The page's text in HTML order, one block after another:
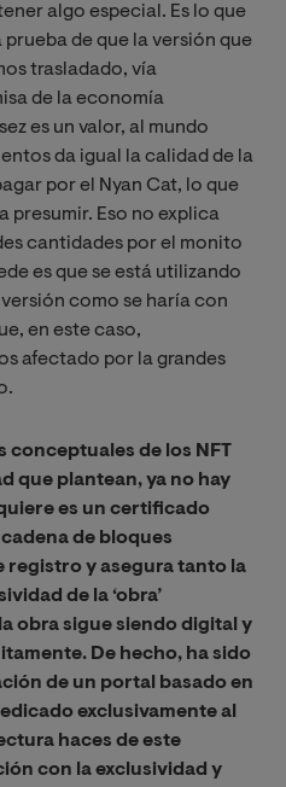
algo especial. Es lo que
de que la versión que
trasladado, vía
de la economía
es un valor, al mundo
da igual la calidad de la
por el Nyan Cat, lo que
presumir. Eso no explica
cantidades por el monito
es que se está utilizando
como se haría con
en este caso,
afectado por la grandes
conceptuales de los NFT
que plantean, ya no hay
es un certificado
de bloques
registro y asegura tanto la
de la ‘obra’
obra sigue siendo digital y
De hecho, ha sido
de un portal basado en
exclusivamente al
haces de este
con la exclusividad y